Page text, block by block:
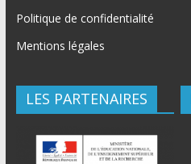
Politique de confidentialité
Mentions légales
LES PARTENAIRES